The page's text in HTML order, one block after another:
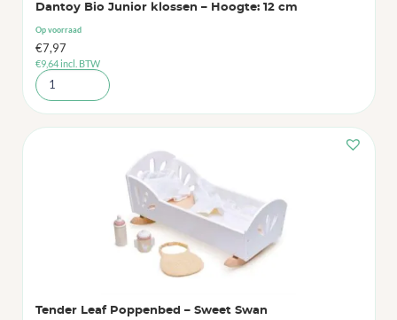
Dantoy Bio Junior klossen – Hoogte: 12 cm
Op voorraad
€7,97
€9,64incl. BTW
Tender Leaf Poppenbed – Sweet Swan